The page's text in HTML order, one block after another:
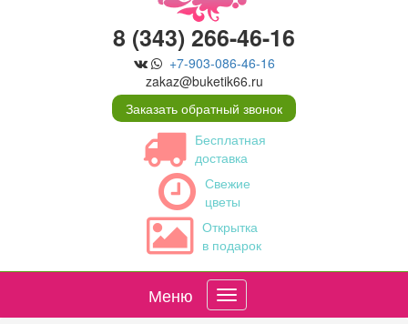
8 (343) 266-46-16
+7-903-086-46-16
zakaz@buketik66.ru
Заказать обратный звонок
Бесплатная
доставка
Свежие
цветы
Открытка
в подарок
Меню